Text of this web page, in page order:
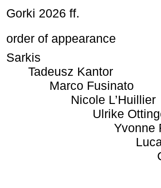
Gorki 2026 ff.
order of appearance
Sarkis
Tadeusz Kantor
Marco Fusinato
Nicole L’Huillier
Ulrike
Yvonne